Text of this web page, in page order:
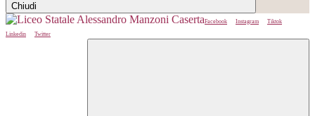
Chiudi
Facebook Instagram
Tiktok
Linkedin
Twitter